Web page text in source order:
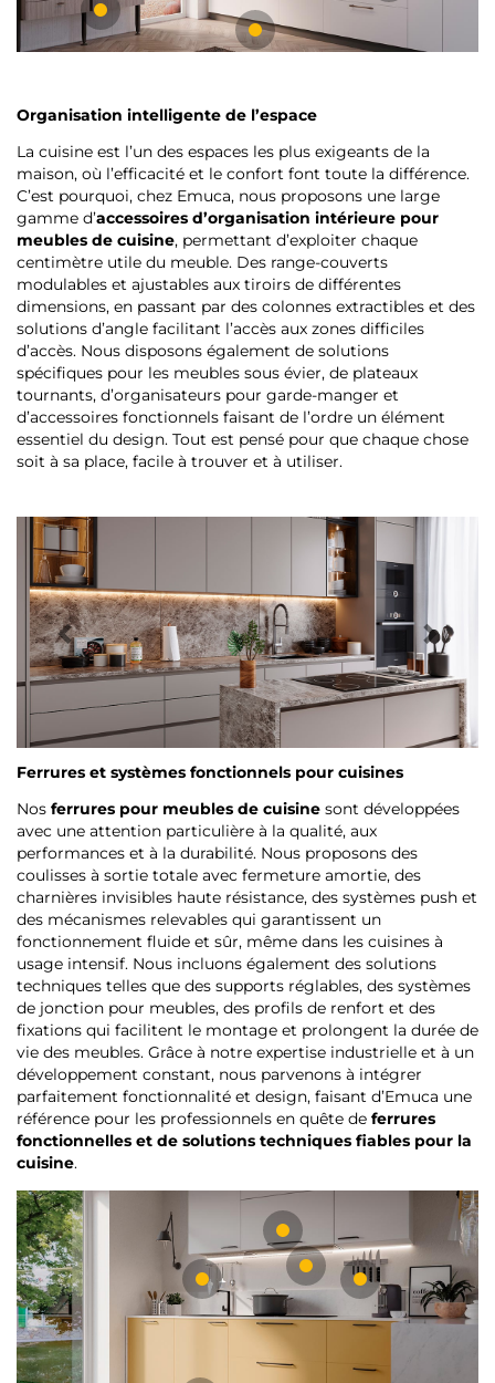
Organisation intelligente de l’espace
La cuisine est l’un des espaces les plus exigeants de la
maison, où l’efficacité et le confort font toute la différence.
C’est pourquoi, chez Emuca, nous proposons une large
gamme d’accessoires d’organisation intérieure pour
meubles de cuisine, permettant d’exploiter chaque
centimètre utile du meuble. Des range-couverts
modulables et ajustables aux tiroirs de différentes
dimensions, en passant par des colonnes extractibles et des
solutions d’angle facilitant l’accès aux zones difficiles
d’accès. Nous disposons également de solutions
spécifiques pour les meubles sous évier, de plateaux
tournants, d’organisateurs pour garde-manger et
d’accessoires fonctionnels faisant de l’ordre un élément
essentiel du design. Tout est pensé pour que chaque chose
soit à sa place, facile à trouver et à utiliser.
Ferrures et systèmes fonctionnels pour cuisines
Nos ferrures pour meubles de cuisine sont développées
avec une attention particulière à la qualité, aux
performances et à la durabilité. Nous proposons des
coulisses à sortie totale avec fermeture amortie, des
charnières invisibles haute résistance, des systèmes push et
des mécanismes relevables qui garantissent un
fonctionnement fluide et sûr, même dans les cuisines à
usage intensif. Nous incluons également des solutions
techniques telles que des supports réglables, des systèmes
de jonction pour meubles, des profils de renfort et des
fixations qui facilitent le montage et prolongent la durée de
vie des meubles. Grâce à notre expertise industrielle et à un
développement constant, nous parvenons à intégrer
parfaitement fonctionnalité et design, faisant d’Emuca une
référence pour les professionnels en quête de ferrures
fonctionnelles et de solutions techniques fiables pour la
cuisine.